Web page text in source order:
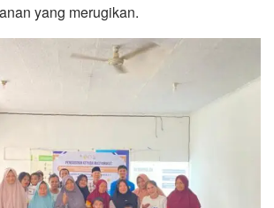
yang merugikan.